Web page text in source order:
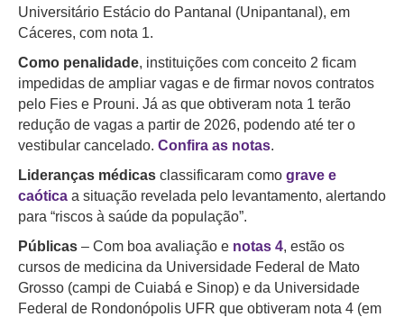
Universitário Estácio do Pantanal (Unipantanal), em
Cáceres, com nota 1.
Como penalidade, instituições com conceito 2 ficam
impedidas de ampliar vagas e de firmar novos contratos
pelo Fies e Prouni. Já as que obtiveram nota 1 terão
redução de vagas a partir de 2026, podendo até ter o
vestibular cancelado. Confira as notas.
Lideranças médicas classificaram como grave e
caótica a situação revelada pelo levantamento, alertando
para “riscos à saúde da população”.
Públicas – Com boa avaliação e notas 4, estão os
cursos de medicina da Universidade Federal de Mato
Grosso (campi de Cuiabá e Sinop) e da Universidade
Federal de Rondonópolis UFR que obtiveram nota 4 (em